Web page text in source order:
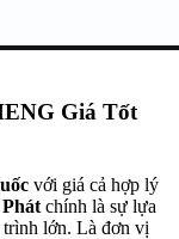
Giá Tốt
với giá cả hợp lý
chính là sự lựa
trình lớn. Là đơn vị